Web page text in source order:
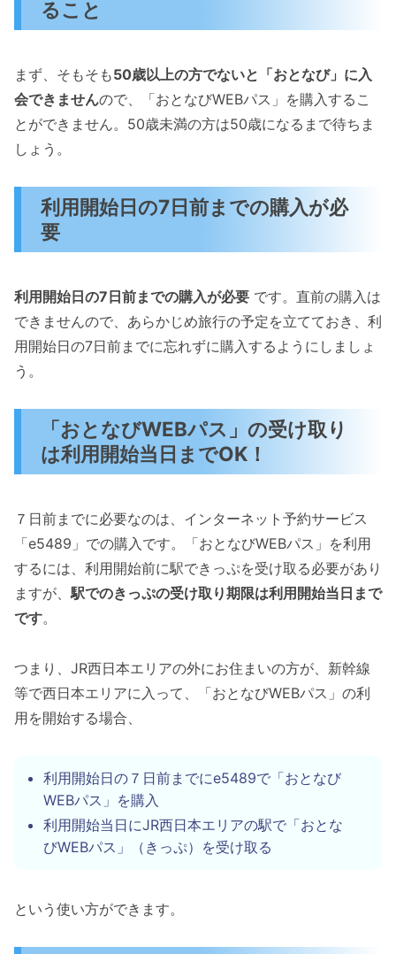
ること
まず、そもそも50歳以上の方でないと「おとなび」に入
会できませんので、「おとなびWEBパス」を購入するこ
とができません。50歳未満の方は50歳になるまで待ちま
しょう。
利用開始日の7日前までの購入が必
要
利用開始日の7日前までの購入が必要 です。直前の購入は
できませんので、あらかじめ旅行の予定を立てておき、利
用開始日の7日前までに忘れずに購入するようにしましょ
う。
「おとなびWEBパス」の受け取り
は利用開始当日までOK！
７日前までに必要なのは、インターネット予約サービス
「e5489」での購入です。「おとなびWEBパス」を利用
するには、利用開始前に駅できっぷを受け取る必要があり
ますが、駅でのきっぷの受け取り期限は利用開始当日まで
です。
つまり、JR西日本エリアの外にお住まいの方が、新幹線
等で西日本エリアに入って、「おとなびWEBパス」の利
用を開始する場合、
利用開始日の７日前までにe5489で「おとなび
WEBパス」を購入
利用開始当日にJR西日本エリアの駅で「おとな
びWEBパス」（きっぷ）を受け取る
という使い方ができます。